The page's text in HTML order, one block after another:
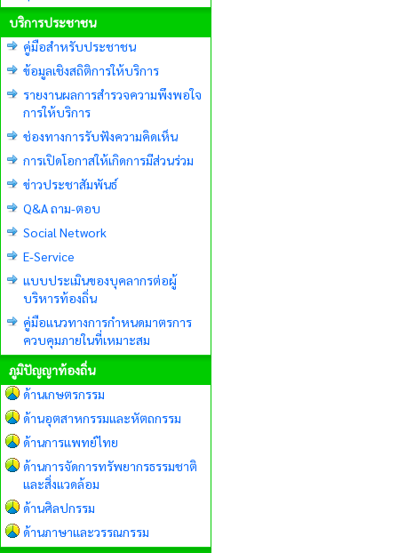
บริการประชาชน
คู่มือสำหรับประชาชน
ข้อมูลเชิงสถิติการให้บริการ
รายงานผลการสำรวจความพึงพอใจ
การให้บริการ
ช่องทางการรับฟังความคิดเห็น
การเปิดโอกาสให้เกิดการมีส่วนร่วม
ข่าวประชาสัมพันธ์
Q&A ถาม-ตอบ
Social Network
E-Service
แบบประเมินของบุคลากรต่อผู้
บริหารท้องถิ่น
คู่มือแนวทางการกำหนดมาตรการ
ควบคุมภายในที่เหมาะสม
ภูมิปัญญาท้องถิ่น
ด้านเกษตรกรรม
ด้านอุตสาหกรรมและหัตถกรรม
ด้านการแพทย์ไทย
ด้านการจัดการทรัพยากรธรรมชาติ
และสิ่งแวดล้อม
ด้านศิลปกรรม
ด้านภาษาและวรรณกรรม